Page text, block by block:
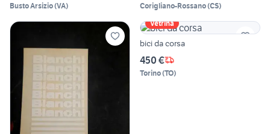
Busto Arsizio(VA) Corigliano-Rossano(CS)
Vetrina
bici da corsa
450 €
Torino(TO)